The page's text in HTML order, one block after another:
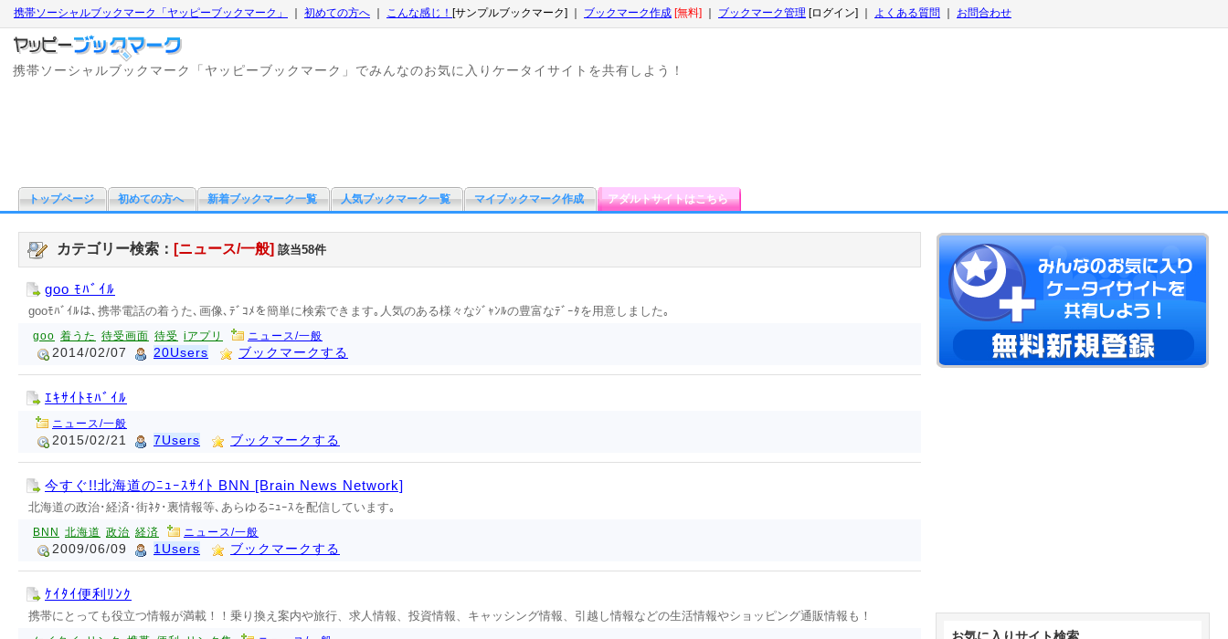
携帯ソーシャルブックマーク「ヤッピーブックマーク」 初めての方へ こんな感じ！ [サンプルブックマーク] ｜ ブックマーク作成 [無料] ブックマーク管理 [ログイン] ｜ よくある質問 お問合わせ
携帯ソーシャルブックマーク「ヤッピーブックマーク」でみんなのお気に入りケータイサイトを共有しよう！
トップページ 初めての方へ 新着ブックマーク一覧 人気ブックマーク一覧 マイブックマーク作成 アダルトサイトはこちら
カテゴリー検索： [ニュース/一般] 該当58件
goo ﾓﾊﾞｲﾙ
gooﾓﾊﾞｲﾙは､携帯電話の着うた､画像､ﾃﾞｺﾒを簡単に検索できます｡人気のある様々なｼﾞｬﾝﾙの豊富なﾃﾞｰﾀを用意しました｡
goo 着うた 待受画面 待受 iアプリ ニュース/一般
2014/02/07 20Users ブックマークする
ｴｷｻｲﾄﾓﾊﾞｲﾙ
ニュース/一般
2015/02/21 7Users ブックマークする
今すぐ!!北海道のﾆｭｰｽｻｲﾄ BNN [Brain News Network]
北海道の政治･経済･街ﾈﾀ･裏情報等､あらゆるﾆｭｰｽを配信しています｡
BNN 北海道 政治 経済 ニュース/一般
2009/06/09 1Users ブックマークする
ｹｲﾀｲ便利ﾘﾝｸ
携帯にとっても役立つ情報が満載！！乗り換え案内や旅行、求人情報、投資情報、キャッシング情報、引越し情報などの生活情報やショッピング通販情報も！